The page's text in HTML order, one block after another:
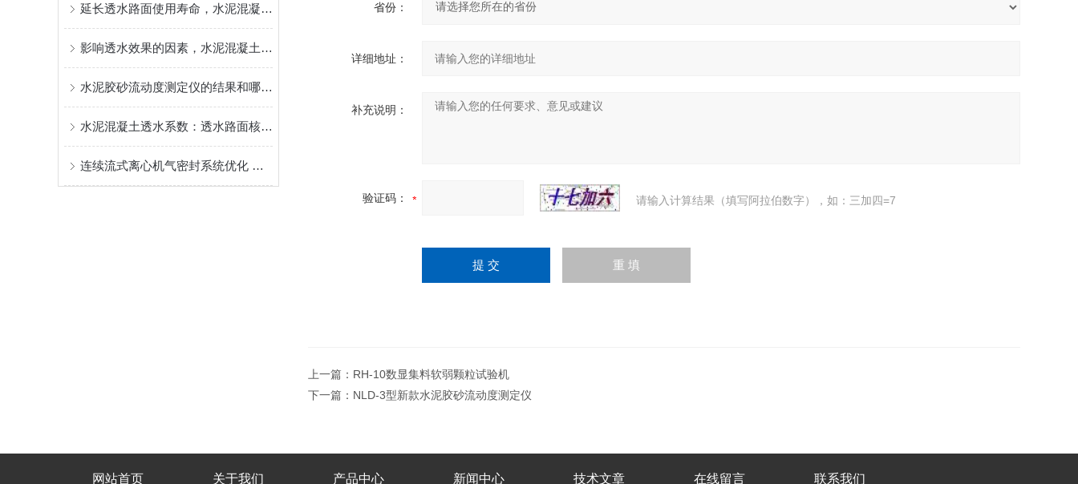
延长透水路面使用寿命，水泥混凝土透水系数现场复检技巧
影响透水效果的因素，水泥混凝土透水系数高低成因分析
水泥胶砂流动度测定仪的结果和哪些方面有关
水泥混凝土透水系数：透水路面核心性能指标检测方法详解
连续流式离心机气密封系统优化 满足高洁净/有毒介质工况新标要求
省份：
详细地址：
补充说明：
验证码： 请输入计算结果（填写阿拉伯数字），如：三加四=7
上一篇： RH-10数显集料软弱颗粒试验机
下一篇： NLD-3型新款水泥胶砂流动度测定仪
网站首页 关于我们 产品中心 新闻中心 技术文章 在线留言 联系我们